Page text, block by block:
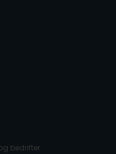
bedrifter